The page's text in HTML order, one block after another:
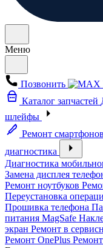
Меню
Позвонить
Каталог запчастей
шлейфы
Ремонт смартфонов
диагностика
Диагностика
Замена дисплея
Ремонт ноутбуков
Переустановка
Прошивка телефона
питания MagSafe
экран Ремонт в
Ремонт OnePlus